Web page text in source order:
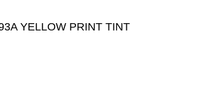
YELLOW PRINT TINT